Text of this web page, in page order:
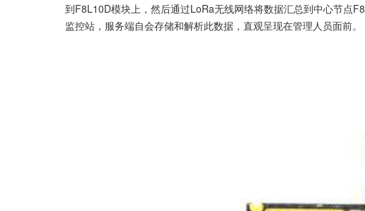
到F8L10D模块上，然后通过LoRa无线网络将数据汇总到中心节点
监控站，服务端自会存储和解析此数据，直观呈现在管理人员面前。